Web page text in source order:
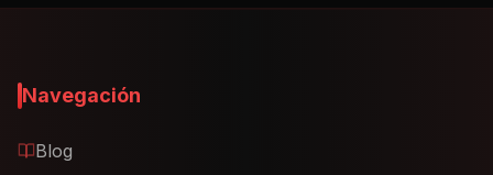
Navegación
Blog